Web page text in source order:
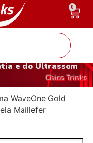
mundo da
e do Ultrassom
Chico Trinks
WaveOne Gold
Maillefer
0